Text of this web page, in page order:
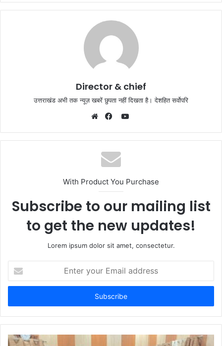
Director & chief
उत्तराखंड अभी तक न्यूज़ खबरें छुपता नहीं दिखता है। देशहित सर्वोपरि
YouTube
With Product You Purchase
Subscribe to our mailing list
to get the new updates!
Lorem ipsum dolor sit amet, consectetur.
your
Email